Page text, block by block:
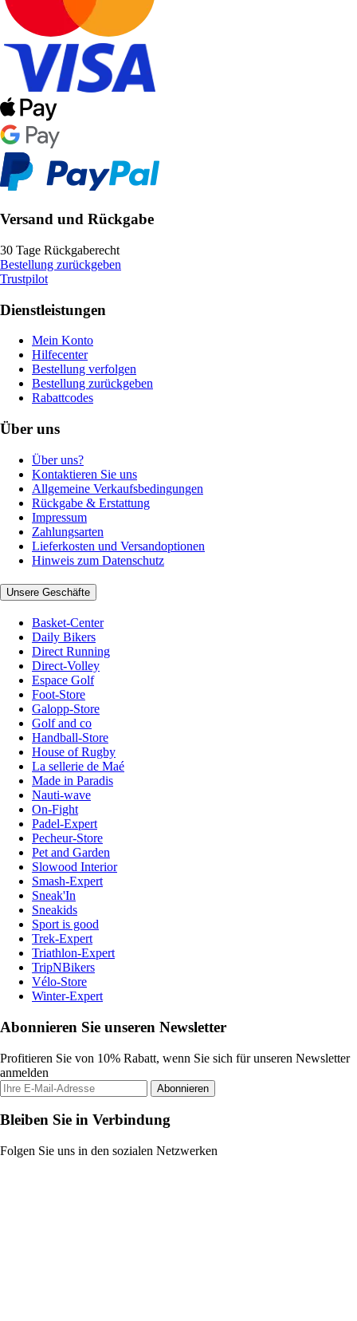
Versand und Rückgabe
30 Tage Rückgaberecht
Bestellung zurückgeben
Trustpilot
Dienstleistungen
Mein Konto
Hilfecenter
Bestellung verfolgen
Bestellung zurückgeben
Rabattcodes
Über uns
Über uns?
Kontaktieren Sie uns
Allgemeine Verkaufsbedingungen
Rückgabe & Erstattung
Impressum
Zahlungsarten
Lieferkosten und Versandoptionen
Hinweis zum Datenschutz
Unsere Geschäfte
Basket-Center
Daily Bikers
Direct Running
Direct-Volley
Espace Golf
Foot-Store
Galopp-Store
Golf and co
Handball-Store
House of Rugby
La sellerie de Maé
Made in Paradis
Nauti-wave
On-Fight
Padel-Expert
Pecheur-Store
Pet and Garden
Slowood Interior
Smash-Expert
Sneak'In
Sneakids
Sport is good
Trek-Expert
Triathlon-Expert
TripNBikers
Vélo-Store
Winter-Expert
Abonnieren Sie unseren Newsletter
Profitieren Sie von 10% Rabatt, wenn Sie sich für unseren Newsletter
anmelden
Abonnieren
Bleiben Sie in Verbindung
Folgen Sie uns in den sozialen Netzwerken